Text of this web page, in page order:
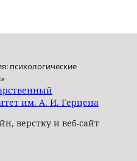
психологические
»
им. А. И. Герцена
верстку и веб-сайт